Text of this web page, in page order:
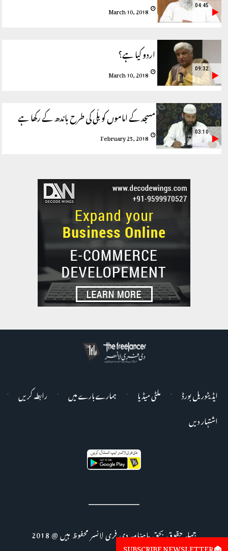
March 10, 2018 04:45
اردو کیا ہے؟
March 10, 2018 09:32
مسجد کے اماموں کو بلّی کی طرح باندھ کے رکھا ہے
February 25, 2018 03:10
ایڈیٹوریل بورڈ ملٹی میڈیا ہمارے بارے میں
رابطہ کریں
اشتہار دیں
جملہ حقوق بحق ماہنامہ دی فری لانسر محفوظ ہیں @ 2018
SUBSCRIBE NEWSLETTER